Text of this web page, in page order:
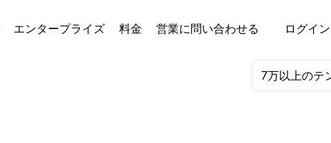
エンタープライズ 料金 営業に問い合わせる ログイン